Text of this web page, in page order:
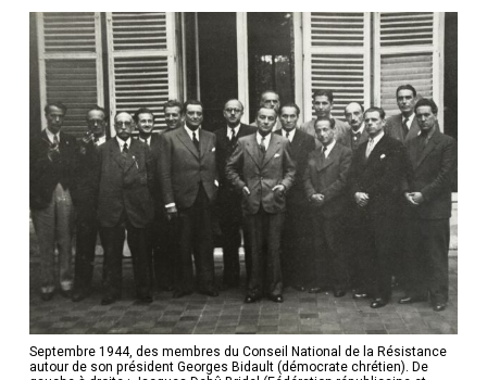
Septembre 1944, des membres du Conseil National de la Résistance
autour de son président Georges Bidault (démocrate chrétien). De